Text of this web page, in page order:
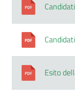
Esito